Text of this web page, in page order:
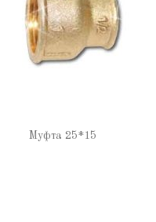
Муфта 25*15